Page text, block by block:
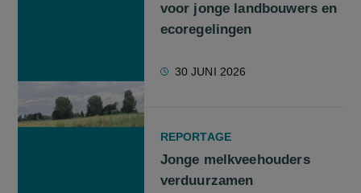
voor jonge landbouwers en
ecoregelingen
30 JUNI 2026
REPORTAGE
Jonge melkveehouders
verduurzamen